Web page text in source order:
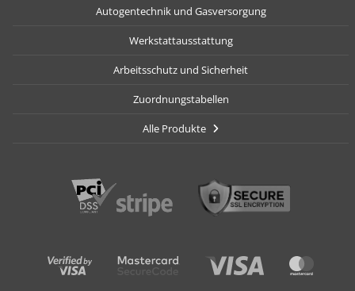
Autogentechnik und Gasversorgung
Werkstattausstattung
Arbeitsschutz und Sicherheit
Zuordnungstabellen
Alle Produkte